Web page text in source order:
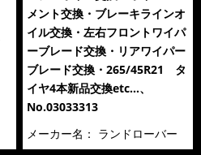
メント交換・ブレーキラインオ
イル交換・左右フロントワイパ
ーブレード交換・リアワイパー
ブレード交換・265/45R21 タ
イヤ4本新品交換etc…、
No.03033313
メーカー名： ランドローバー